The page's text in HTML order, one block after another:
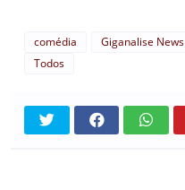
comédia Giganalise News
Todos